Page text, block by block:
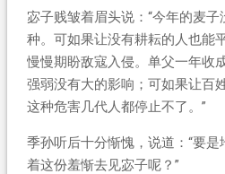
宓子贱皱着眉头说：“今年的麦
种。可如果让没有耕耘的人也能
慢慢期盼敌寇入侵。单父一年收
强弱没有大的影响；可如果让百
这种危害几代人都停止不了。”
季孙听后十分惭愧，说道：“要
着这份羞惭去见宓子呢？”